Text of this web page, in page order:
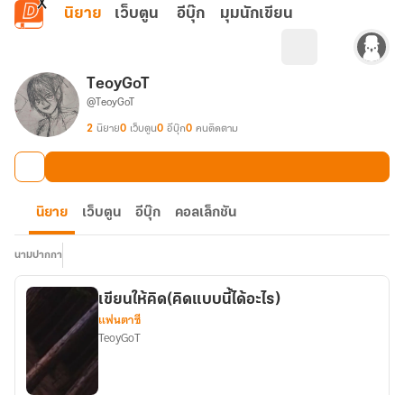
ข้ามไปยังเนื้อหาหลัก
นิยาย เว็บตูน อีบุ๊ก มุมนักเขียน
TeoyGoT
@TeoyGoT
2 นิยาย0 เว็บตูน0 อีบุ๊ก0 คนติดตาม
นิยาย เว็บตูน อีบุ๊ก คอลเล็กชัน
นามปากกา
เขียนให้คิด(คิดแบบนี้ได้อะไร)
แฟนตาซี
TeoyGoT